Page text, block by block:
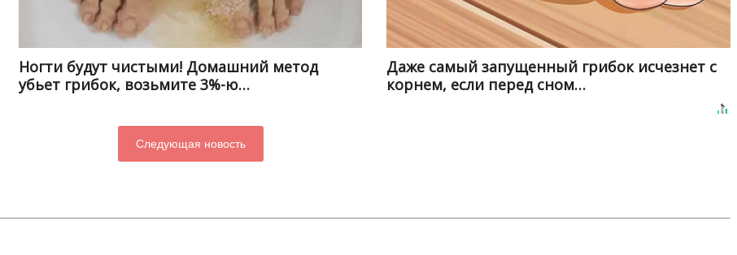
Ногти будут чистыми! Домашний метод
убьет грибок, возьмите 3%-ю…
Даже самый запущенный грибок исчезнет с
корнем, если перед сном…
Следующая новость